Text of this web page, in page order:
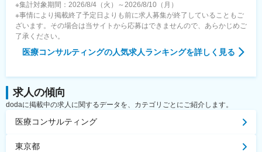
※集計対象期間：2026/8/4（火）～2026/8/10（月）
※事情により掲載終了予定日よりも前に求人募集が終了していることもご
ざいます。その場合は当サイトから応募はできませんので、あらかじめご
了承ください。
医療コンサルティングの人気求人ランキングを詳しく見る
求人の傾向
dodaに掲載中の求人に関するデータを、カテゴリごとにご紹介します。
医療コンサルティング
東京都